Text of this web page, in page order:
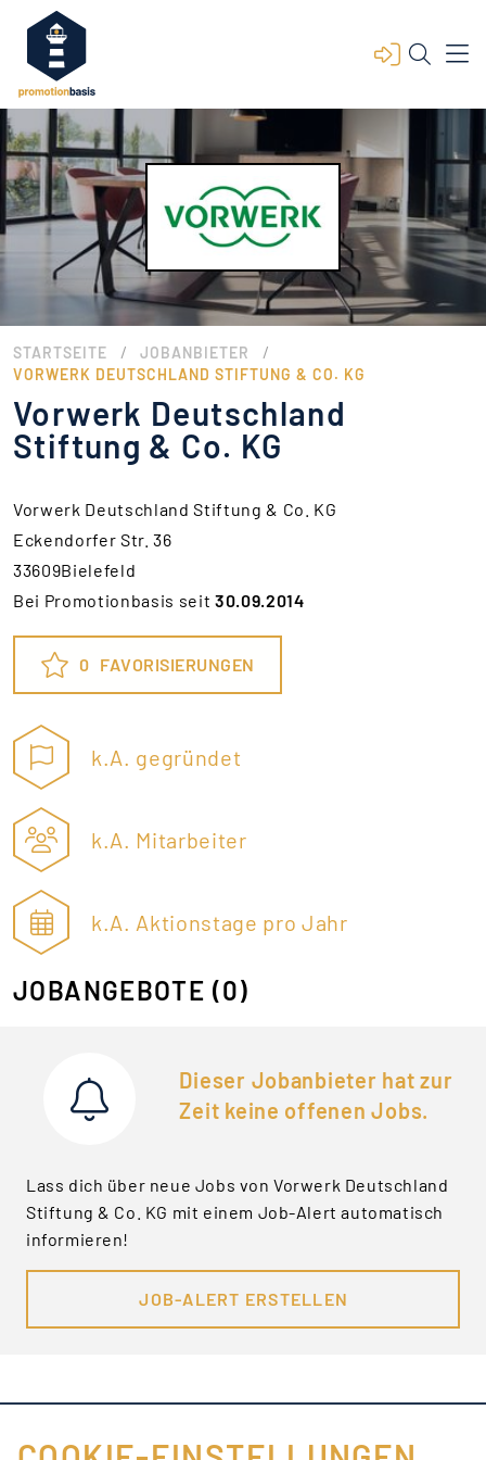
STARTSEITE / JOBANBIETER /
VORWERK DEUTSCHLAND STIFTUNG & CO. KG
Vorwerk Deutschland
Stiftung & Co. KG
Vorwerk Deutschland Stiftung & Co. KG
Eckendorfer Str. 36
33609Bielefeld
Bei Promotionbasis seit30.09.2014
0 FAVORISIERUNGEN
k.A. gegründet
k.A. Mitarbeiter
k.A. Aktionstage pro Jahr
JOBANGEBOTE (0)
Dieser Jobanbieter hat zur
Zeit keine offenen Jobs.
Lass dich über neue Jobs von Vorwerk Deutschland
Stiftung & Co. KG mit einem Job-Alert automatisch
informieren!
JOB-ALERT ERSTELLEN